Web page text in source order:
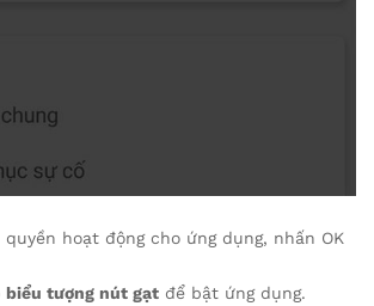
hoạt động cho ứng dụng, nhấn OK
biểu tượng nút gạt để bật ứng dụng.